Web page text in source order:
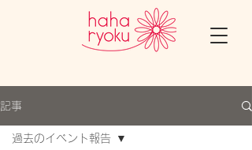
記事
過去のイベント報告